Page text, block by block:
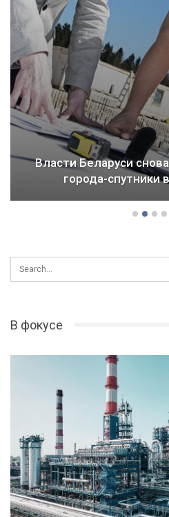
Власти Беларуси
города-спутники
В фокусе